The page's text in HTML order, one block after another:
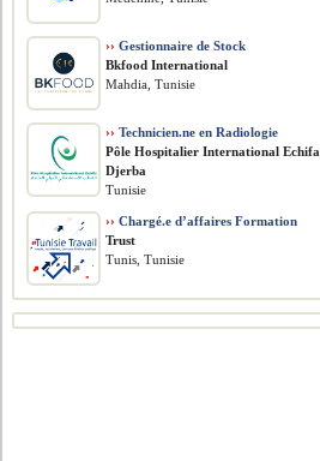
›› Gestionnaire de Stock
Bkfood International
Mahdia, Tunisie
›› Technicien.ne en Radiologie
Pôle Hospitalier International Echifa
Djerba
Tunisie
›› Chargé.e d’affaires Formation
Trust
Tunis, Tunisie